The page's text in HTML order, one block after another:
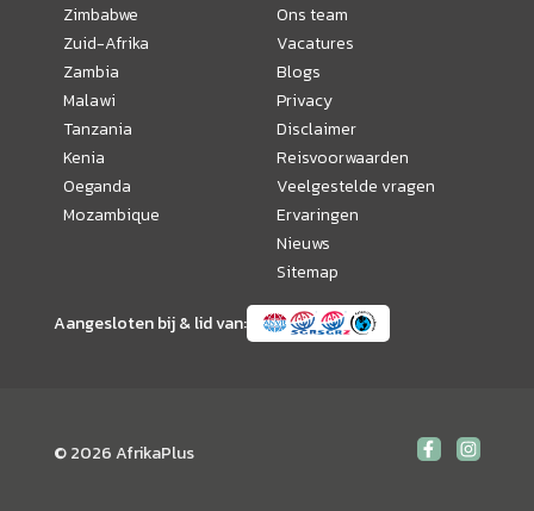
Zimbabwe
Zuid-Afrika
Zambia
Malawi
Tanzania
Kenia
Oeganda
Mozambique
Ons team
Vacatures
Blogs
Privacy
Disclaimer
Reisvoorwaarden
Veelgestelde vragen
Ervaringen
Nieuws
Sitemap
Aangesloten bij & lid van:
© 2026 AfrikaPlus